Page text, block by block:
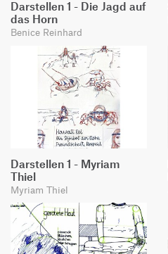
Darstellen 1 - Die Jagd auf
das Horn
Benice Reinhard
Darstellen 1 - Myriam
Thiel
Myriam Thiel